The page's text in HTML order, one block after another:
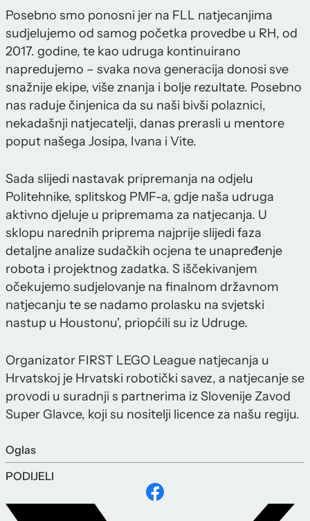
Posebno smo ponosni jer na FLL natjecanjima
sudjelujemo od samog početka provedbe u RH, od
2017. godine, te kao udruga kontinuirano
napredujemo – svaka nova generacija donosi sve
snažnije ekipe, više znanja i bolje rezultate. Posebno
nas raduje činjenica da su naši bivši polaznici,
nekadašnji natjecatelji, danas prerasli u mentore
poput našega Josipa, Ivana i Vite.
Sada slijedi nastavak pripremanja na odjelu
Politehnike, splitskog PMF-a, gdje naša udruga
aktivno djeluje u pripremama za natjecanja. U
sklopu narednih priprema najprije slijedi faza
detaljne analize sudačkih ocjena te unapređenje
robota i projektnog zadatka. S iščekivanjem
očekujemo sudjelovanje na finalnom državnom
natjecanju te se nadamo prolasku na svjetski
nastup u Houstonu', priopćili su iz Udruge.
Organizator FIRST LEGO League natjecanja u
Hrvatskoj je Hrvatski robotički savez, a natjecanje se
provodi u suradnji s partnerima iz Slovenije Zavod
Super Glavce, koji su nositelji licence za našu regiju.
Oglas
PODIJELI